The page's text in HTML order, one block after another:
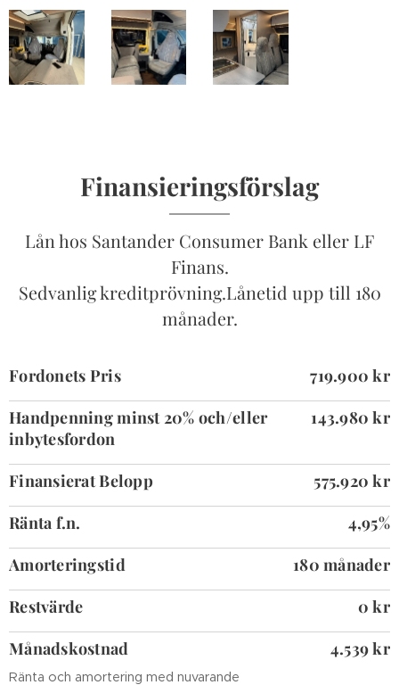
Finansieringsförslag
Lån hos Santander Consumer Bank eller LF
Finans.
Sedvanlig kreditprövning.Lånetid upp till 180
månader.
Fordonets Pris
719.900 kr
Handpenning minst 20% och/eller
inbytesfordon
143.980 kr
Finansierat Belopp
575.920 kr
Ränta f.n.
4,95%
Amorteringstid
180 månader
Restvärde
0 kr
Månadskostnad
Ränta och amortering med nuvarande
4.539 kr